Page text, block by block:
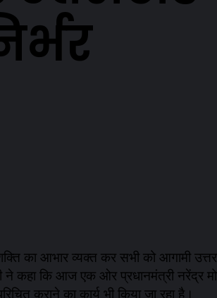
का आभार व्यक्त कर सभी को आगामी
ने कहा कि आज एक ओर प्रधानमंत्री नरेंद्र
कराने का कार्य भी किया जा रहा है।